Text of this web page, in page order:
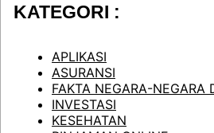
KATEGORI :
APLIKASI
ASURANSI
FAKTA NEGARA-NEGARA
INVESTASI
KESEHATAN